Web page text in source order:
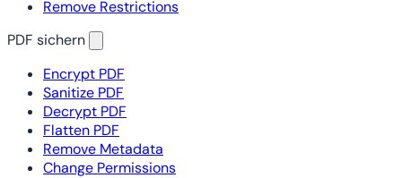
Remove Restrictions
PDF sichern
Encrypt PDF
Sanitize PDF
Decrypt PDF
Flatten PDF
Remove Metadata
Change Permissions